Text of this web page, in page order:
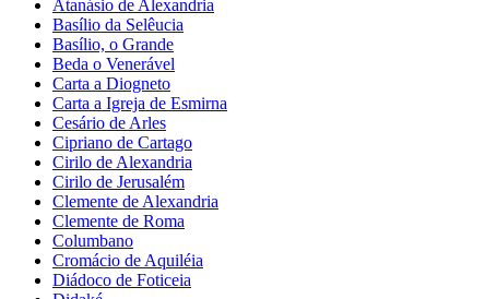
Atanásio de Alexandria
Basílio da Selêucia
Basílio, o Grande
Beda o Venerável
Carta a Diogneto
Carta a Igreja de Esmirna
Cesário de Arles
Cipriano de Cartago
Cirilo de Alexandria
Cirilo de Jerusalém
Clemente de Alexandria
Clemente de Roma
Columbano
Cromácio de Aquiléia
Diádoco de Foticeia